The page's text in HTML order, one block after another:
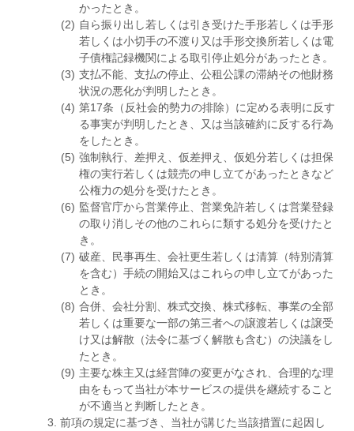
かったとき。
自ら振り出し若しくは引き受けた手形若しくは手形
若しくは小切手の不渡り又は手形交換所若しくは電
子債権記録機関による取引停止処分があったとき。
支払不能、支払の停止、公租公課の滞納その他財務
状況の悪化が判明したとき。
第17条（反社会的勢力の排除）に定める表明に反す
る事実が判明したとき、又は当該確約に反する行為
をしたとき。
強制執行、差押え、仮差押え、仮処分若しくは担保
権の実行若しくは競売の申し立てがあったときなど
公権力の処分を受けたとき。
監督官庁から営業停止、営業免許若しくは営業登録
の取り消しその他のこれらに類する処分を受けたと
き。
破産、民事再生、会社更生若しくは清算（特別清算
を含む）手続の開始又はこれらの申し立てがあった
とき。
合併、会社分割、株式交換、株式移転、事業の全部
若しくは重要な一部の第三者への譲渡若しくは譲受
け又は解散（法令に基づく解散も含む）の決議をし
たとき。
主要な株主又は経営陣の変更がなされ、合理的な理
由をもって当社が本サービスの提供を継続すること
が不適当と判断したとき。
前項の規定に基づき、当社が講じた当該措置に起因し